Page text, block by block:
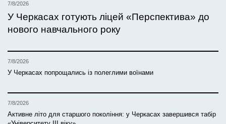
7/8/2026
У Черкасах готують ліцей «Перспектива» до
нового навчального року
7/8/2026
У Черкасах попрощались із полеглими воїнами
7/8/2026
Активне літо для старшого покоління: у Черкасах завершився табір